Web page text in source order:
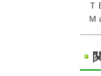
Ｔ
Ｍ